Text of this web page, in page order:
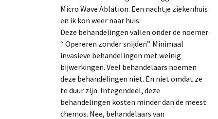
Micro Wave Ablation. Een nachtje ziekenhuis
en ik kon weer naar huis.
Deze behandelingen vallen onder de noemer
“ Opereren zonder snijden”. Minimaal
invasieve behandelingen met weinig
bijwerkingen. Veel behandelaars noemen
deze behandelingen niet. En niet omdat ze
te duur zijn. Integendeel, deze
behandelingen kosten minder dan de meest
chemos. Nee, behandelaars van